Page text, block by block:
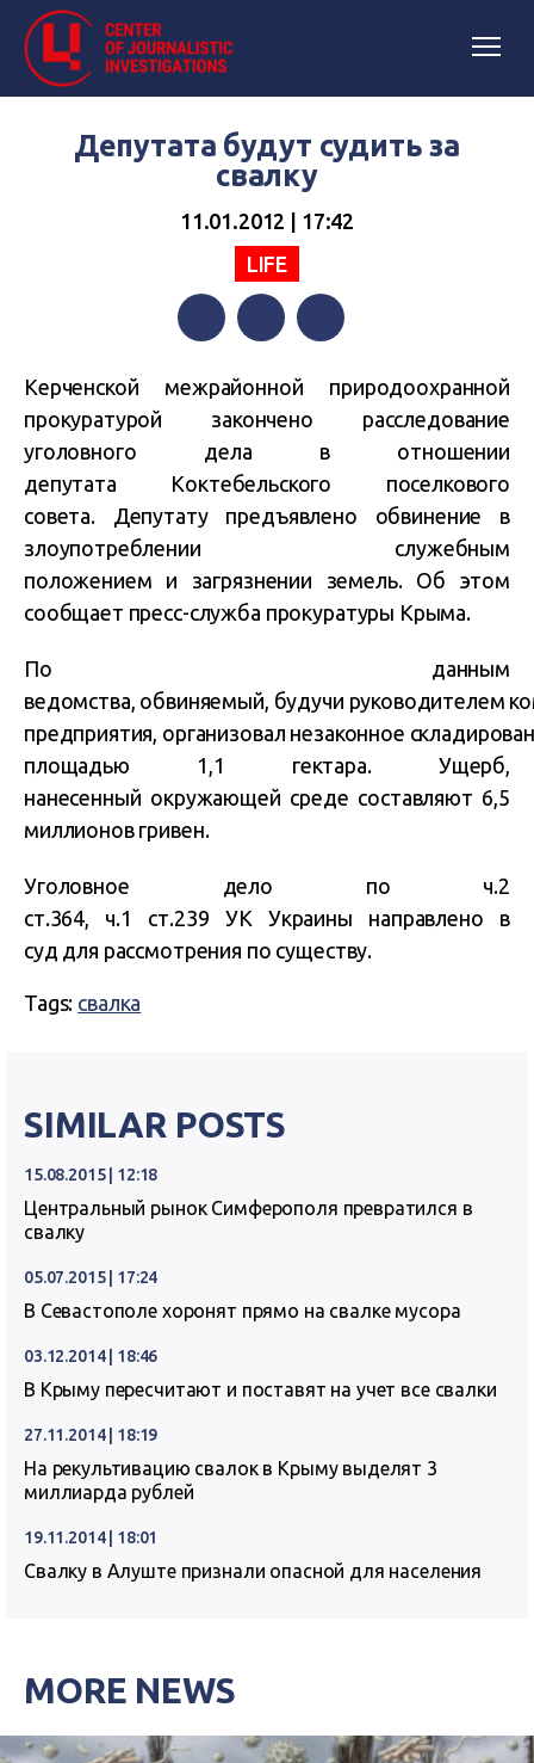
Депутата будут судить за
свалку
11.01.2012 | 17:42
LIFE
Керченской межрайонной природоохранной
прокуратурой закончено расследование
уголовного дела в отношении
депутата Коктебельского поселкового
совета. Депутату предъявлено обвинение в
злоупотреблении служебным
положением и загрязнении земель. Об этом
сообщает пресс-служба прокуратуры Крыма.
По данным
ведомства, обвиняемый, будучи руководителем
предприятия, организовал незаконное
площадью 1,1 гектара. Ущерб,
нанесенный окружающей среде составляют 6,5
миллионов гривен.
Уголовное дело по ч.2
ст.364, ч.1 ст.239 УК Украины направлено в
суд для рассмотрения по существу.
Tags: свалка
SIMILAR POSTS
15.08.2015 | 12:18
Центральный рынок Симферополя превратился в
свалку
05.07.2015 | 17:24
В Севастополе хоронят прямо на свалке мусора
03.12.2014 | 18:46
В Крыму пересчитают и поставят на учет все свалки
27.11.2014 | 18:19
На рекультивацию свалок в Крыму выделят 3
миллиарда рублей
19.11.2014 | 18:01
Свалку в Алуште признали опасной для населения
MORE NEWS